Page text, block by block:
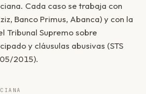
Cada caso se trabaja con
Banco Primus, Abanca) y con la
Tribunal Supremo sobre
y cláusulas abusivas (STS
2015).